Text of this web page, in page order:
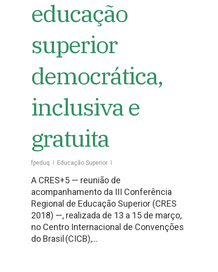
educação
superior
democrática,
inclusiva e
gratuita
fpeduq Educação Superior
A CRES+5 — reunião de
acompanhamento da III Conferência
Regional de Educação Superior (CRES
2018) —, realizada de 13 a 15 de março,
no Centro Internacional de Convenções
do Brasil (CICB),…